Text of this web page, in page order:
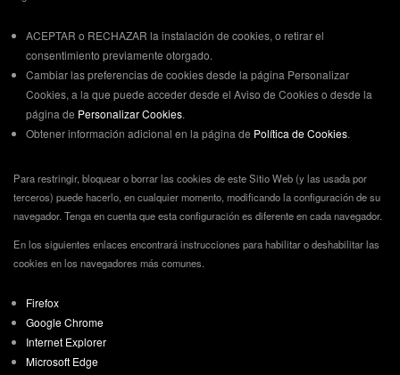
ACEPTAR o RECHAZAR la instalación de cookies, o retirar el
consentimiento previamente otorgado.
Cambiar las preferencias de cookies desde la página Personalizar
Cookies, a la que puede acceder desde el Aviso de Cookies o desde la
página de Personalizar Cookies.
Obtener información adicional en la página de Política de Cookies.
Para restringir, bloquear o borrar las cookies de este Sitio Web (y las usada por
terceros) puede hacerlo, en cualquier momento, modificando la configuración de su
navegador. Tenga en cuenta que esta configuración es diferente en cada navegador.
En los siguientes enlaces encontrará instrucciones para habilitar o deshabilitar las
cookies en los navegadores más comunes.
Firefox
Google Chrome
Internet Explorer
Microsoft Edge